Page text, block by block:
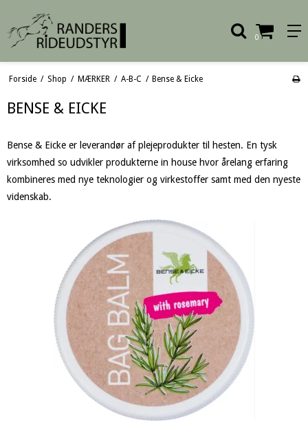
0
Forside / Shop / MÆRKER / A-B-C / Bense & Eicke
BENSE & EICKE
Bense & Eicke er leverandør af plejeprodukter til hesten. En tysk
virksomhed so udvikler produkterne in house hvor årelang erfaring
kombineres med nye teknologier og virkestoffer samt med den nyeste
videnskab.